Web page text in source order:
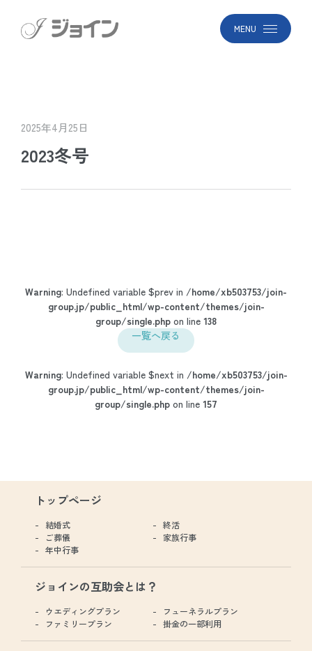
MENU
2025年4月25日
2023冬号
Warning: Undefined variable $prev in /home/xb503753/join-
group.jp/public_html/wp-content/themes/join-
group/single.php on line 138
一覧へ戻る
Warning: Undefined variable $next in /home/xb503753/join-
group.jp/public_html/wp-content/themes/join-
group/single.php on line 157
トップページ
結婚式
終活
ご葬儀
家族行事
年中行事
ジョインの互助会とは？
ウエディングプラン
フューネラルプラン
ファミリープラン
掛金の一部利用